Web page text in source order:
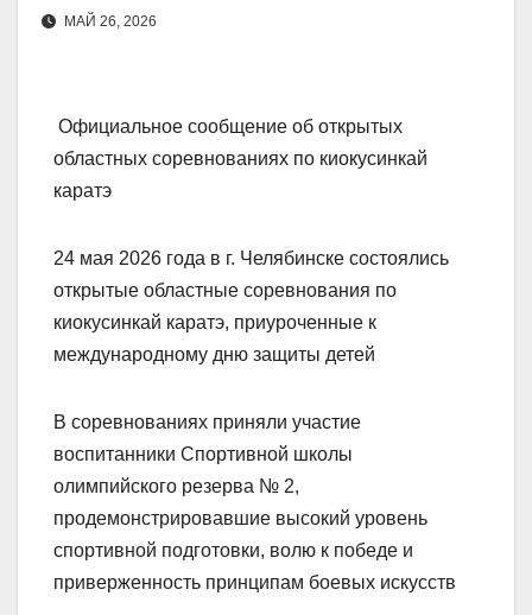
МАЙ 26, 2026
Официальное сообщение об открытых
областных соревнованиях по киокусинкай
каратэ
24 мая 2026 года в г. Челябинске состоялись
открытые областные соревнования по
киокусинкай каратэ, приуроченные к
международному дню защиты детей
В соревнованиях приняли участие
воспитанники Спортивной школы
олимпийского резерва № 2,
продемонстрировавшие высокий уровень
спортивной подготовки, волю к победе и
приверженность принципам боевых искусств